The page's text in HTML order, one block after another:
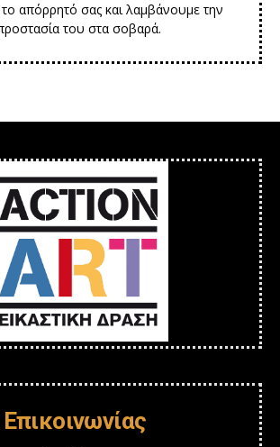
απόρρητό σας και λαμβάνουμε την
του στα σοβαρά.